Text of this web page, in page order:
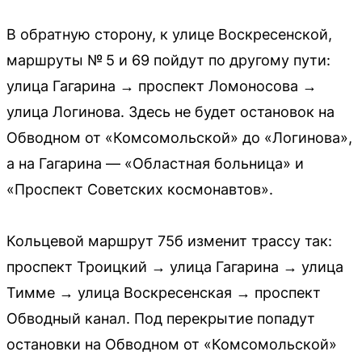
В обратную сторону, к улице Воскресенской,
маршруты № 5 и 69 пойдут по другому пути:
улица Гагарина → проспект Ломоносова →
улица Логинова. Здесь не будет остановок на
Обводном от «Комсомольской» до «Логинова»,
а на Гагарина — «Областная больница» и
«Проспект Советских космонавтов».
Кольцевой маршрут 75б изменит трассу так:
проспект Троицкий → улица Гагарина → улица
Тимме → улица Воскресенская → проспект
Обводный канал. Под перекрытие попадут
остановки на Обводном от «Комсомольской»